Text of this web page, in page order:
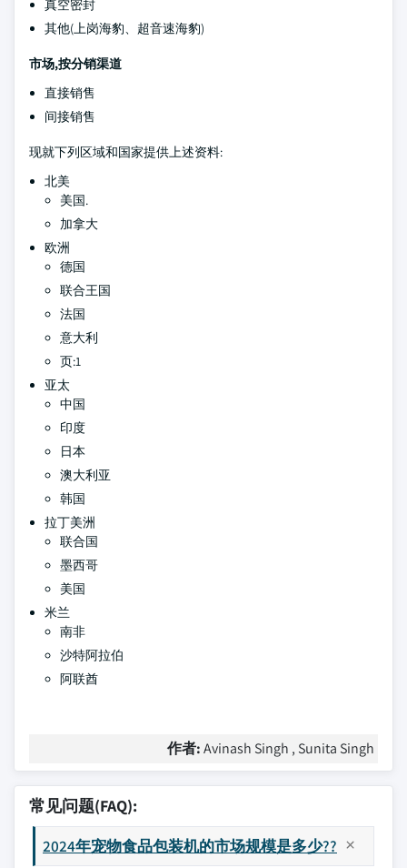
真空密封
其他(上岗海豹、超音速海豹)
市场,按分销渠道
直接销售
间接销售
现就下列区域和国家提供上述资料:
北美
美国.
加拿大
欧洲
德国
联合王国
法国
意大利
页:1
亚太
中国
印度
日本
澳大利亚
韩国
拉丁美洲
联合国
墨西哥
美国
米兰
南非
沙特阿拉伯
阿联酋
作者:Avinash Singh , Sunita Singh
常见问题(FAQ):
2024年宠物食品包装机的市场规模是多少??